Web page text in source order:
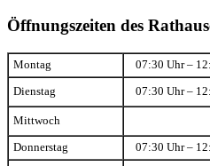
Öffnungszeiten des
Montag 07:30 Uhr –
Dienstag 07:30 Uhr –
Mittwoch
Donnerstag 07:30 Uhr –